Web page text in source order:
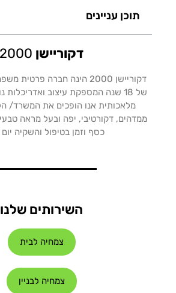
תוכן עניינים
דקוריישן 2000
דקוריישן 2000 הינה חברה
של 18 שנה המספקת עיצוב
מלאכותית אנו הופכים את המשרד/
ממדהים, דקורטיבי, יפה ובעל מראה
כסף וזמן בטיפול והשקיה יום
השירותים שלנו
צמחיה לבית
צמחיה לבניין